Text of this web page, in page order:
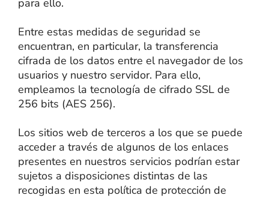
para ello.
Entre estas medidas de seguridad se
encuentran, en particular, la transferencia
cifrada de los datos entre el navegador de los
usuarios y nuestro servidor. Para ello,
empleamos la tecnología de cifrado SSL de
256 bits (AES 256).
Los sitios web de terceros a los que se puede
acceder a través de algunos de los enlaces
presentes en nuestros servicios podrían estar
sujetos a disposiciones distintas de las
recogidas en esta política de protección de